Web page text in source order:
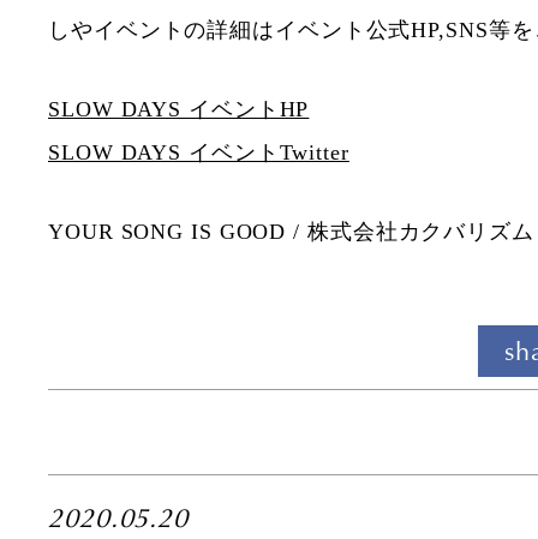
しやイベントの詳細はイベント公式HP,SNS等
SLOW DAYS イベントHP
SLOW DAYS イベントTwitter
YOUR SONG IS GOOD / 株式会社カクバリズム
2020.05.20